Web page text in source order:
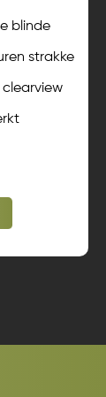
blinde
strakke